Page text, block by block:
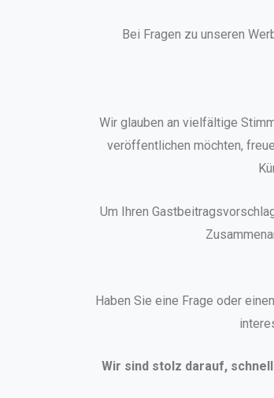
Bei Fragen zu unseren
Wir glauben an vielfältige
veröffentlichen möchten,
Um Ihren
Haben Sie eine Frage oder
Wir sind stolz darauf,